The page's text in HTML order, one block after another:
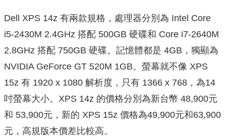
Dell XPS 14z 有兩款規格，處理器分別為 Intel Core
i5-2430M 2.4GHz 搭配 500GB 硬碟和 Core i7-2640M
2.8GHz 搭配 750GB 硬碟。記憶體都是 4GB，獨顯為
NVIDIA GeForce GT 520M 1GB。螢幕就不像 XPS
15z 有 1920 x 1080 解析度，只有 1366 x 768，為14
吋螢幕大小。XPS 14z 的價格分別為新台幣 48,900元
和 53,900元，新的 XPS 15z 價格為49,900元和63,900
元，高規版本價差比較高。